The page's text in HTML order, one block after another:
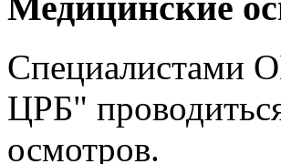
Специалистами
ЦРБ"
осмотров.